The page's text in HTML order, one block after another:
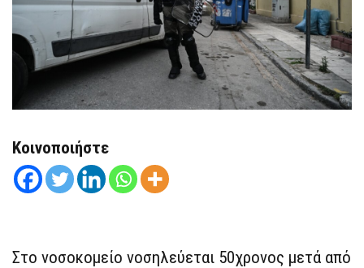
Κοινοποιήστε
Στο νοσοκομείο νοσηλεύεται 50χρονος μετά από